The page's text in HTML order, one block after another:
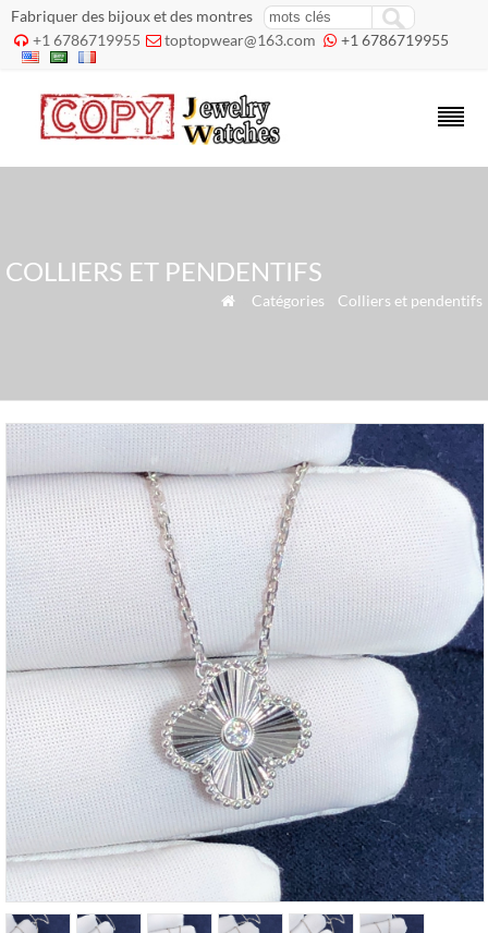
Fabriquer des bijoux et des montres
 +1 6786719955  toptopwear@163.com  +1 6786719955
COLLIERS ET PENDENTIFS
 Catégories Colliers et pendentifs